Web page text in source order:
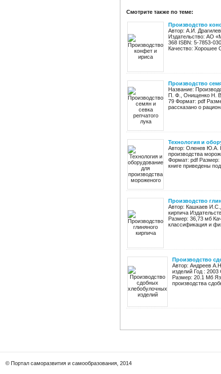
Смотрите также по теме:
Производство
Автор: А.И.
Издательство: АО
368 ISBN: 5-7853-
Качество: Хорошее
Производство
Название:
П. Ф., Онищенко Н. В.
79 Формат: pdf
рассказано о
Технология и
Автор: Оленев Ю.А.
производства
Формат: pdf Размер:
книге приведены
Производство
Автор: Кашкаев
кирпича
Размер: 36,73 мб
классификация и
Производство
Автор: Андреев
изделий Год :
Размер: 20.1 Мб
производства
© Портал саморазвития и самообразования, 2014